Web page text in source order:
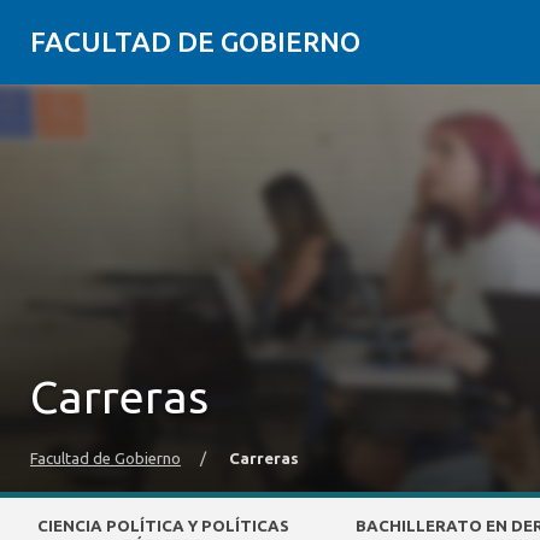
FACULTAD DE GOBIERNO
Carreras
Facultad de Gobierno / Carreras
CIENCIA POLÍTICA Y POLÍTICAS
BACHILLERATO EN